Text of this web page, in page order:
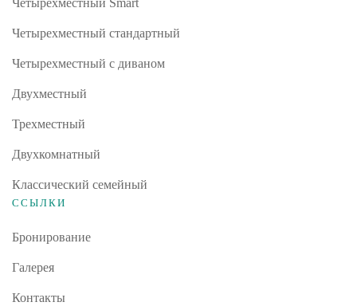
Четырехместный Smart
Четырехместный стандартный
Четырехместный с диваном
Двухместный
Трехместный
Двухкомнатный
Классический семейный
ССЫЛКИ
Бронирование
Галерея
Контакты